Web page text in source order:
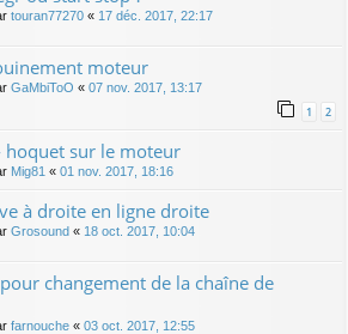
touran77270 « 17 déc. 2017, 22:17
moteur
GaMbiToO « 07 nov. 2017, 13:17
1 2
hoquet sur le moteur
Mig81 « 01 nov. 2017, 18:16
à droite en ligne droite
Grosound « 18 oct. 2017, 10:04
changement de la chaîne de
farnouche « 03 oct. 2017, 12:55